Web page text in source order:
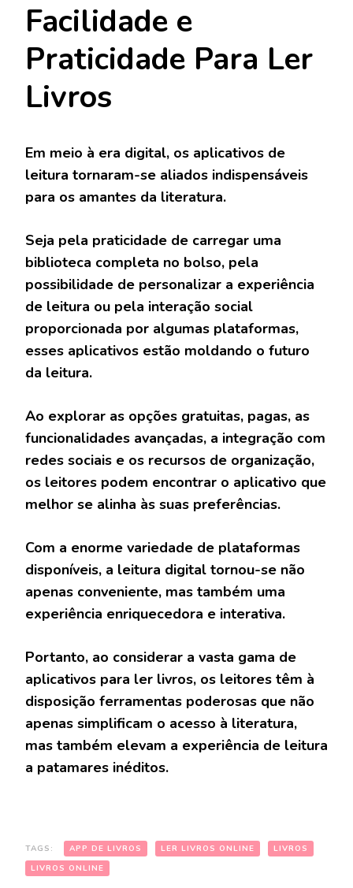
Facilidade e
Praticidade Para Ler
Livros
Em meio à era digital, os aplicativos de
leitura tornaram-se aliados indispensáveis
para os amantes da literatura.
Seja pela praticidade de carregar uma
biblioteca completa no bolso, pela
possibilidade de personalizar a experiência
de leitura ou pela interação social
proporcionada por algumas plataformas,
esses aplicativos estão moldando o futuro
da leitura.
Ao explorar as opções gratuitas, pagas, as
funcionalidades avançadas, a integração com
redes sociais e os recursos de organização,
os leitores podem encontrar o aplicativo que
melhor se alinha às suas preferências.
Com a enorme variedade de plataformas
disponíveis, a leitura digital tornou-se não
apenas conveniente, mas também uma
experiência enriquecedora e interativa.
Portanto, ao considerar a vasta gama de
aplicativos para ler livros, os leitores têm à
disposição ferramentas poderosas que não
apenas simplificam o acesso à literatura,
mas também elevam a experiência de leitura
a patamares inéditos.
TAGS: APP DE LIVROS LER LIVROS ONLINE
LIVROS
LIVROS ONLINE